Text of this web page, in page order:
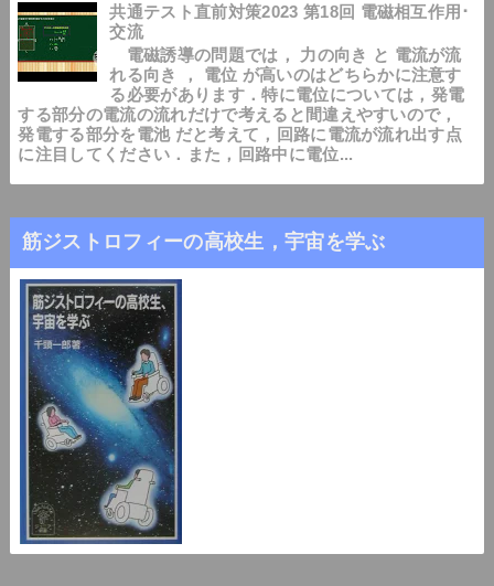
共通テスト直前対策2023 第18回 電磁相互作用･
交流
電磁誘導の問題では， 力の向き と 電流が流
れる向き ， 電位 が高いのはどちらかに注意す
る必要があります．特に電位については，発電
する部分の電流の流れだけで考えると間違えやすいので，
発電する部分を電池 だと考えて，回路に電流が流れ出す点
に注目してください．また，回路中に電位...
筋ジストロフィーの高校生，宇宙を学ぶ